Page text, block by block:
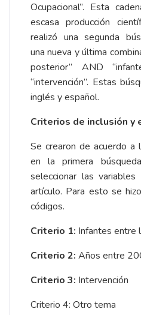
Ocupacional”. Esta
escasa producción
realizó una segunda
una nueva y última
posterior” AND
“intervención”. Estas
inglés y español.
Criterios de inclusión y
Se crearon de acuerdo a
en la primera
seleccionar las
artículo. Para esto se
códigos.
Criterio 1: Infantes entre
Criterio 2: Años entre
Criterio 3: Intervención
Criterio 4: Otro tema